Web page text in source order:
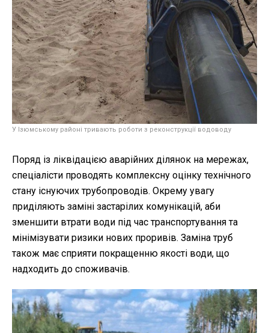
У Ізюмському районі тривають роботи з реконструкції водоводу
Поряд із ліквідацією аварійних ділянок на мережах,
спеціалісти проводять комплексну оцінку технічного
стану існуючих трубопроводів. Окрему увагу
приділяють заміні застарілих комунікацій, аби
зменшити втрати води під час транспортування та
мінімізувати ризики нових проривів. Заміна труб
також має сприяти покращенню якості води, що
надходить до споживачів.